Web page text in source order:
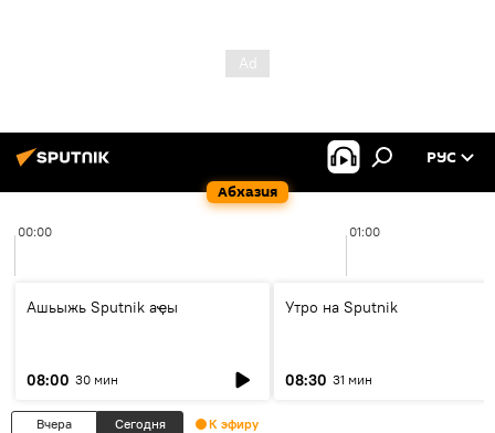
Абхазия
РУС
00:00 01:00
Ашьыжь Sputnik аҿы
08:00 30 мин
Утро на Sputnik
08:30 31 мин
Вчера Сегодня К эфиру